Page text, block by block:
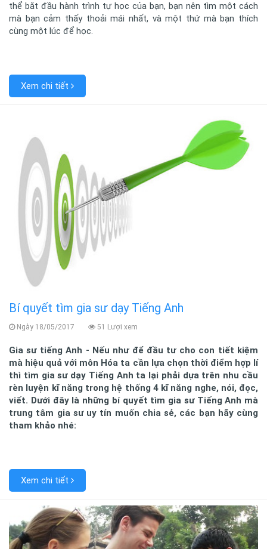
thể bắt đầu hành trình tự học của bạn, bạn nên tìm một cách
mà bạn cảm thấy thoải mái nhất, và một thứ mà bạn thích
cùng một lúc để học.
Xem chi tiết
Bí quyết tìm gia sư dạy Tiếng Anh
Ngày 18/05/2017 51 Lượi xem
Gia sư tiếng Anh - Nếu như để đầu tư cho con tiết kiệm
mà hiệu quả với môn Hóa ta cần lựa chọn thời điểm hợp lí
thì tìm gia sư dạy Tiếng Anh ta lại phải dựa trên nhu cầu
rèn luyện kĩ năng trong hệ thống 4 kĩ năng nghe, nói, đọc,
viết. Dưới đây là những bí quyết tìm gia sư Tiếng Anh mà
trung tâm gia sư uy tín muốn chia sẻ, các bạn hãy cùng
tham khảo nhé:
Xem chi tiết